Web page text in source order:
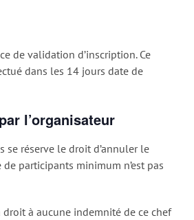
de validation d’inscription. Ce
dans les 14 jours date de
l’organisateur
se réserve le droit d’annuler le
participants minimum n’est pas
droit à aucune indemnité de ce chef